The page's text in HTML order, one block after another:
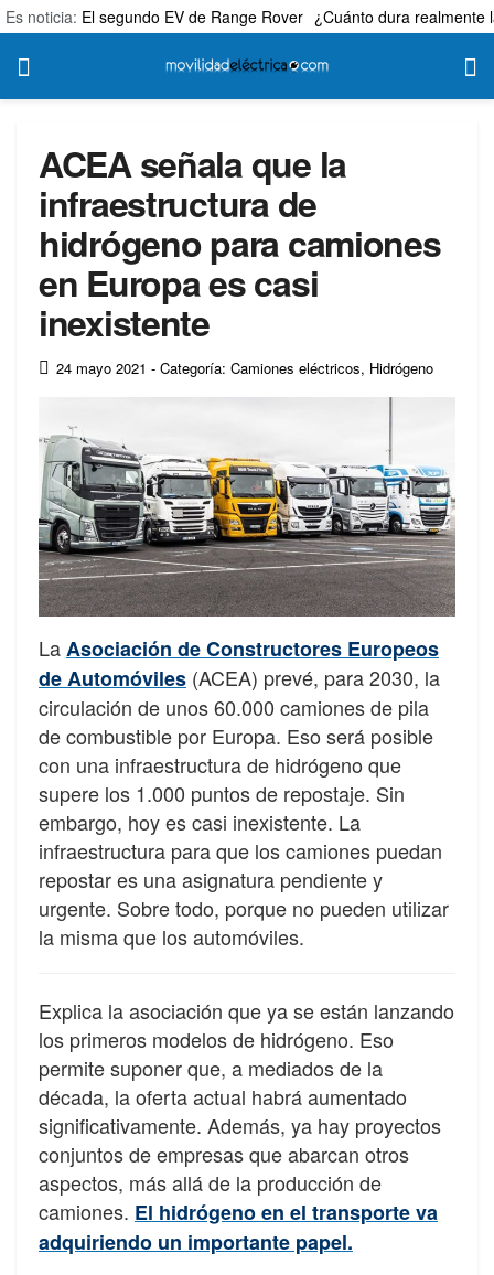
Es noticia: El segundo EV de Range Rover ¿Cuánto dura realmente
ACEA señala que la
infraestructura de
hidrógeno para camiones
en Europa es casi
inexistente
24 mayo 2021 - Categoría: Camiones eléctricos, Hidrógeno
LaAsociación de Constructores Europeos
de Automóviles (ACEA) prevé, para 2030, la
circulación de unos 60.000 camiones de pila
de combustible por Europa. Eso será posible
con una infraestructura de hidrógeno que
supere los 1.000 puntos de repostaje. Sin
embargo, hoy es casi inexistente. La
infraestructura para que los camiones puedan
repostar es una asignatura pendiente y
urgente. Sobre todo, porque no pueden utilizar
la misma que los automóviles.
Explica la asociación que ya se están lanzando
los primeros modelos de hidrógeno. Eso
permite suponer que, a mediados de la
década, la oferta actual habrá aumentado
significativamente. Además, ya hay proyectos
conjuntos de empresas que abarcan otros
aspectos, más allá de la producción de
camiones. El hidrógeno en el transporte va
adquiriendo un importante papel.